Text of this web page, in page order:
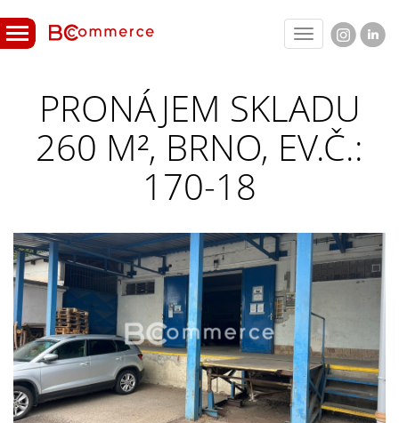
Toggle
navigation
PRONÁJEM SKLADU
260 M², BRNO, EV.Č.:
170-18